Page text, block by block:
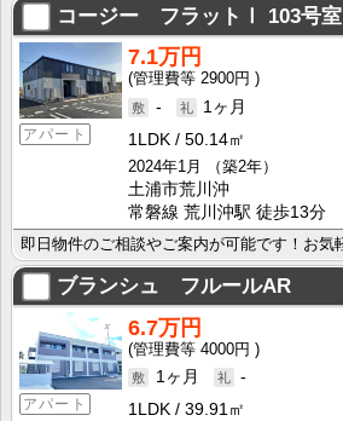
コージー フラットⅠ 103号室
アパート
7.1万円
2900円
-
1ヶ月
1LDK
50.14㎡
2024年1月
（築2年）
土浦市荒川沖
常磐線 荒川沖駅 徒歩13分
ブランシュ フルールAR
アパート
6.7万円
4000円
1ヶ月
-
1LDK
39.91㎡